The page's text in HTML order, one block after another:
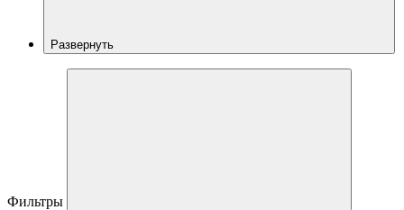
Развернуть
Фильтры